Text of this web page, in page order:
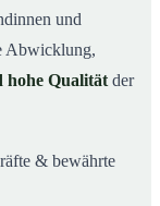
und
Abwicklung,
hohe Qualität der
& bewährte